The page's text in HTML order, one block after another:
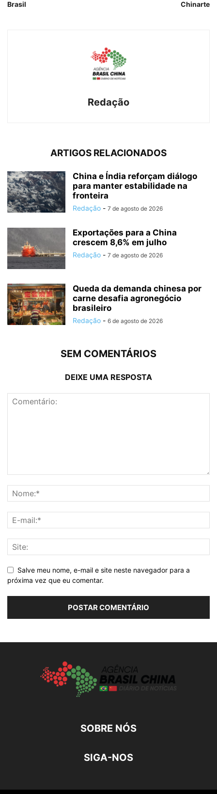
Brasil
Chinarte
Redação
ARTIGOS RELACIONADOS
China e Índia reforçam diálogo
para manter estabilidade na
fronteira
Redação - 7 de agosto de 2026
Exportações para a China
crescem 8,6% em julho
Redação - 7 de agosto de 2026
Queda da demanda chinesa por
carne desafia agronegócio
brasileiro
Redação - 6 de agosto de 2026
SEM COMENTÁRIOS
DEIXE UMA RESPOSTA
Salve meu nome, e-mail e site neste navegador para a
próxima vez que eu comentar.
SOBRE NÓS
SIGA-NOS